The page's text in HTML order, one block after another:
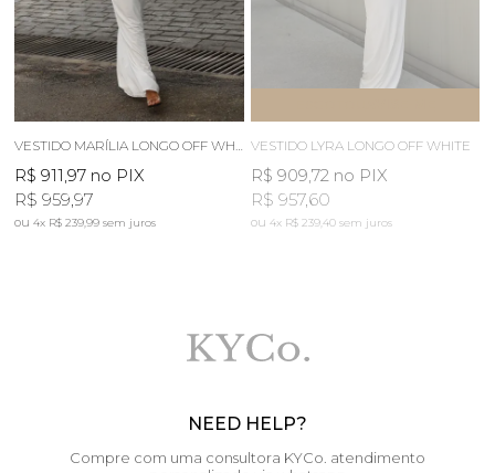
R$ 911,97 no PIX
R$ 959,97
4x R$ 239,99sem juros
VESTIDO LYRA LONGO OFF WHITE
R$ 909,72 no PIX
R$ 957,60
4x R$ 239,40 sem juros
NEED HELP?
Compre com uma consultora KYCo. atendimento